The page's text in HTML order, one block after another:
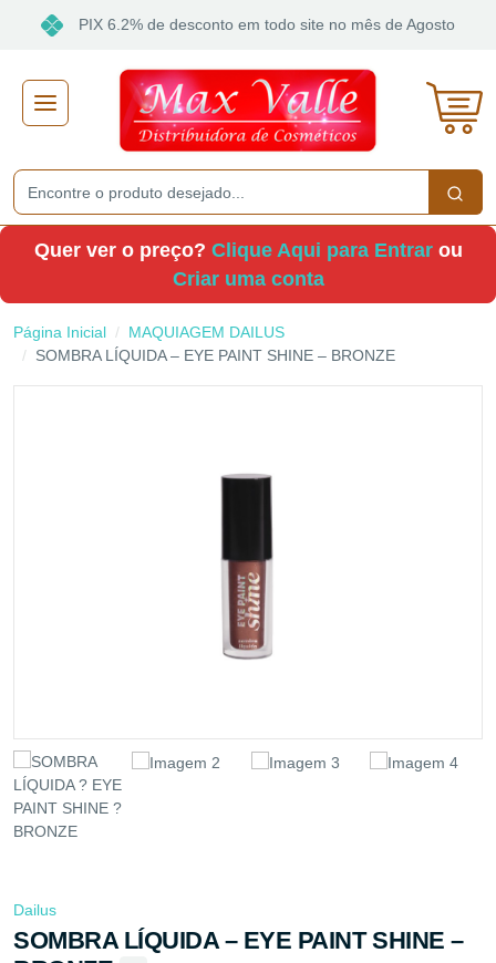
PIX 6.2% de desconto em todo site no mês de Agosto
Quer ver o preço? Clique Aqui para Entrarou
Criar uma conta
Página Inicial
MAQUIAGEM DAILUS
SOMBRA LÍQUIDA – EYE PAINT SHINE – BRONZE
Dailus
SOMBRA LÍQUIDA – EYE PAINT SHINE –
Receba ofertas e descontos exclusivos ×
Não gosto de promoções! Enviar